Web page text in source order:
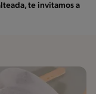
te invitamos a